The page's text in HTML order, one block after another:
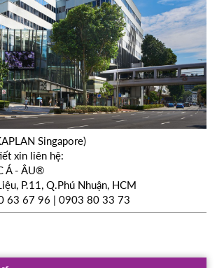
Singapore)
xin liên hệ:
Á - ÂU®
P.11, Q.Phú Nhuận, HCM
63 67 96 | 0903 80 33 73